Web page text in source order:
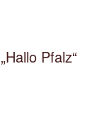
Pfalz“